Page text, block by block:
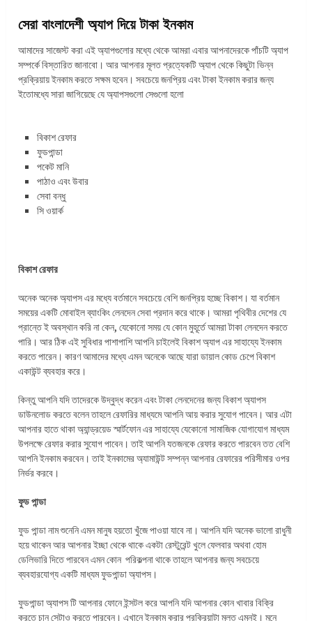
সেরা বাংলাদেশী অ্যাপ দিয়ে টাকা ইনকাম
আমাদের সাজেস্ট করা এই অ্যাপগুলোর মধ্যে থেকে আমরা এবার আপনাদেরকে পাঁচটি অ্যাপ
সম্পর্কে বিস্তারিত জানাবো। আর আপনার মূলত প্রত্যেকটি অ্যাপ থেকে কিছুটা ভিন্ন
প্রক্রিয়ায় ইনকাম করতে সক্ষম হবেন। সবচেয়ে জনপ্রিয় এবং টাকা ইনকাম করার জন্য
ইতোমধ্যে সারা জাগিয়েছে যে অ্যাপসগুলো সেগুলো হলো
বিকাশ রেফার
ফুডপান্ডা
পকেট মানি
পাঠাও এবং উবার
সেবা বন্ধু
সি ওয়ার্ক
বিকাশ রেফার
অনেক অনেক অ্যাপস এর মধ্যে বর্তমানে সবচেয়ে বেশি জনপ্রিয় হচ্ছে বিকাশ। যা বর্তমান
সময়ের একটি মোবাইল ব্যাংকিং লেনদেন সেবা প্রদান করে থাকে। আমরা পৃথিবীর দেশের যে
প্রান্তে ই অবস্থান করি না কেন, যেকোনো সময় যে কোন মুহূর্তে আমরা টাকা লেনদেন করতে
পারি। আর ঠিক এই সুবিধার পাশাপাশি আপনি চাইলেই বিকাশ অ্যাপ এর সাহায্যে ইনকাম
করতে পারেন। কারণ আমাদের মধ্যে এমন অনেকে আছে যারা ডায়াল কোড চেপে বিকাশ
একাউন্ট ব্যবহার করে।
কিন্তু আপনি যদি তাদেরকে উদ্বুদ্ধ করেন এবং টাকা লেনদেনের জন্য বিকাশ অ্যাপস
ডাউনলোড করতে বলেন তাহলে রেফারির মাধ্যমে আপনি আয় করার সুযোগ পাবেন। আর এটা
আপনার হাতে থাকা অ্যান্ড্রয়েড স্মার্টফোন এর সাহায্যে যেকোনো সামাজিক যোগাযোগ মাধ্যম
উপলক্ষে রেফার করার সুযোগ পাবেন। তাই আপনি যতজনকে রেফার করতে পারবেন তত বেশি
আপনি ইনকাম করবেন। তাই ইনকামের অ্যামাউন্ট সম্পন্ন আপনার রেফারের পরিসীমার ওপর
নির্ভর করবে।
ফুড পান্ডা
ফুড পান্ডা নাম শুনেনি এমন মানুষ হয়তো খুঁজে পাওয়া যাবে না। আপনি যদি অনেক ভালো রাধুনী
হয়ে থাকেন আর আপনার ইচ্ছা থেকে থাকে একটা রেস্টুরেন্ট খুলে ফেলবার অথবা হোম
ডেলিভারি দিতে পারবেন এমন কোন পরিকল্পনা থাকে তাহলে আপনার জন্য সবচেয়ে
ব্যবহারযোগ্য একটি মাধ্যম ফুডপান্ডা অ্যাপস।
ফুডপান্ডা অ্যাপস টি আপনার ফোনে ইন্সটল করে আপনি যদি আপনার কোন খাবার বিক্রি
করতে চান সেটাও করতে পারবেন। এখানে ইনকাম করার প্রক্রিয়াটা মূলত এমনই। মনে